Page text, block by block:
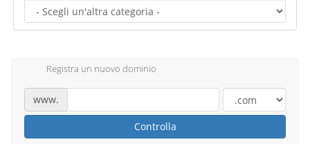
Registra un nuovo dominio
www.
Controlla